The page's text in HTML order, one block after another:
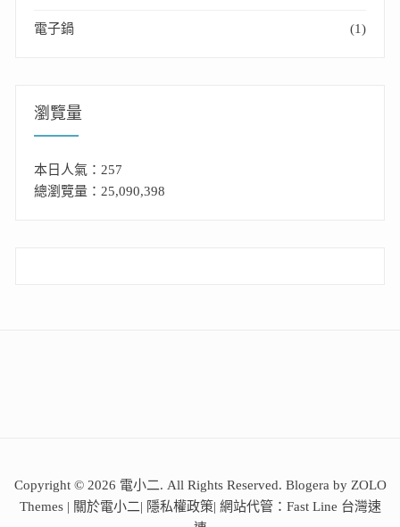
電子鍋 (1)
瀏覽量
本日人氣：257
總瀏覽量：25,090,398
Copyright © 2026 電小二. All Rights Reserved. Blogera by ZOLO
Themes | 關於電小二| 隱私權政策| 網站代管： Fast Line 台灣速